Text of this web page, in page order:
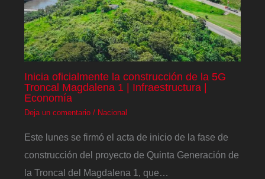
Inicia oficialmente la construcción de la 5G
Troncal Magdalena 1 | Infraestructura |
Economía
Deja un comentario / Nacional
Este lunes se firmó el acta de inicio de la fase de
construcción del proyecto de Quinta Generación de
la Troncal del Magdalena 1, que…